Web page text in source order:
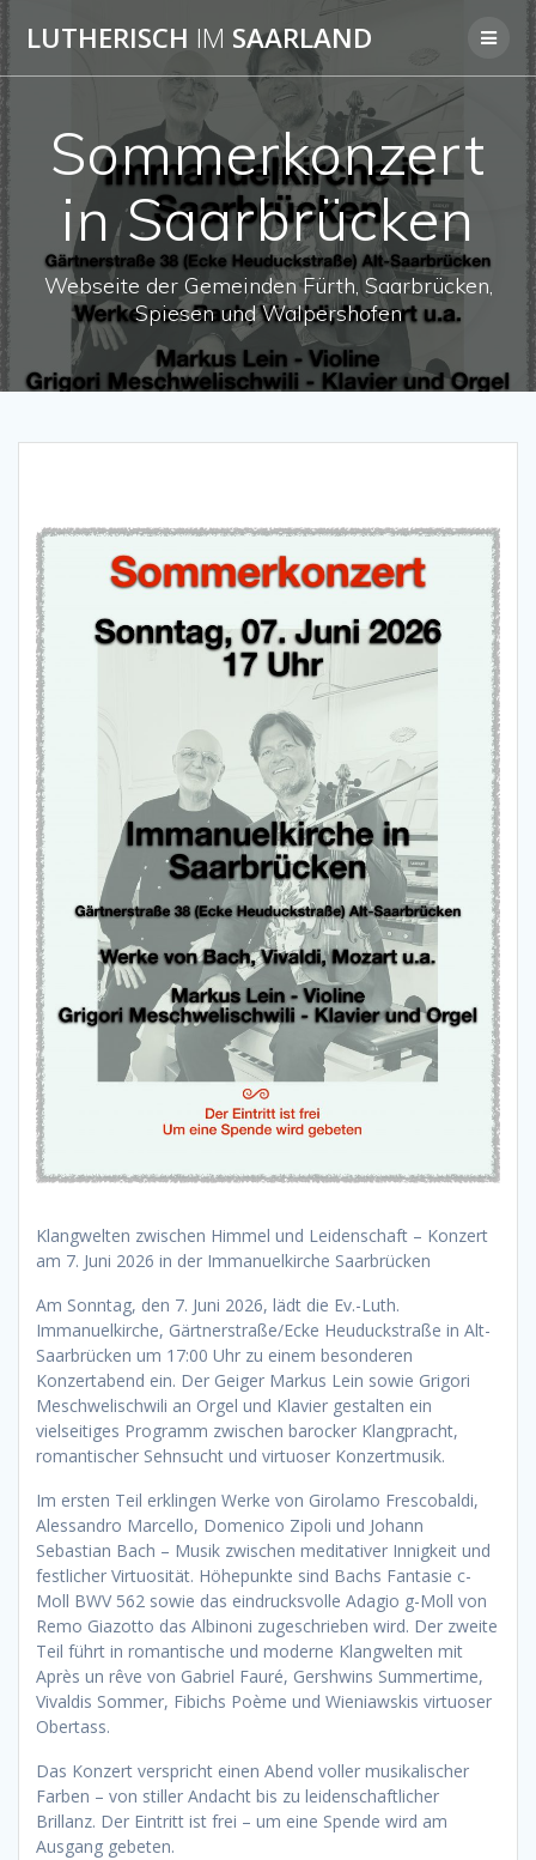
to
content
LUTHERISCH IM SAARLAND
Sommerkonzert
in Saarbrücken
Webseite der Gemeinden Fürth, Saarbrücken,
Spiesen und Walpershofen
Klangwelten zwischen Himmel und Leidenschaft – Konzert
am 7. Juni 2026 in der Immanuelkirche Saarbrücken
Am Sonntag, den 7. Juni 2026, lädt die Ev.-Luth.
Immanuelkirche, Gärtnerstraße/Ecke Heuduckstraße in Alt-
Saarbrücken um 17:00 Uhr zu einem besonderen
Konzertabend ein. Der Geiger Markus Lein sowie Grigori
Meschwelischwili an Orgel und Klavier gestalten ein
vielseitiges Programm zwischen barocker Klangpracht,
romantischer Sehnsucht und virtuoser Konzertmusik.
Im ersten Teil erklingen Werke von Girolamo Frescobaldi,
Alessandro Marcello, Domenico Zipoli und Johann
Sebastian Bach – Musik zwischen meditativer Innigkeit und
festlicher Virtuosität. Höhepunkte sind Bachs Fantasie c-
Moll BWV 562 sowie das eindrucksvolle Adagio g-Moll von
Remo Giazotto das Albinoni zugeschrieben wird. Der zweite
Teil führt in romantische und moderne Klangwelten mit
Après un rêve von Gabriel Fauré, Gershwins Summertime,
Vivaldis Sommer, Fibichs Poème und Wieniawskis virtuoser
Obertass.
Das Konzert verspricht einen Abend voller musikalischer
Farben – von stiller Andacht bis zu leidenschaftlicher
Brillanz. Der Eintritt ist frei – um eine Spende wird am
Ausgang gebeten.